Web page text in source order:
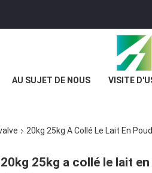
AU SUJET DE NOUS VISITE
20kg 25kg A Collé Le Lait En
20kg 25kg a collé le lait